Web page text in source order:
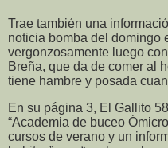
Trae también una
noticia bomba del domingo
vergonzosamente luego
Breña, que da de comer al
tiene hambre y posada
En su página 3, El Gallito
“Academia de buceo
cursos de verano y un